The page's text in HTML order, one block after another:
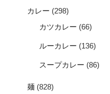
カレー (298)
カツカレー (66)
ルーカレー (136)
スープカレー (86)
麺 (828)